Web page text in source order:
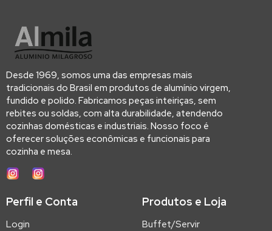
Desde 1969, somos uma das empresas mais
tradicionais do Brasil em produtos de alumínio virgem,
fundido e polido. Fabricamos peças inteiriças, sem
rebites ou soldas, com alta durabilidade, atendendo
cozinhas domésticas e industriais. Nosso foco é
oferecer soluções econômicas e funcionais para
cozinha e mesa.
Perfil e Conta
Login
Produtos e Loja
Buffet/Servir